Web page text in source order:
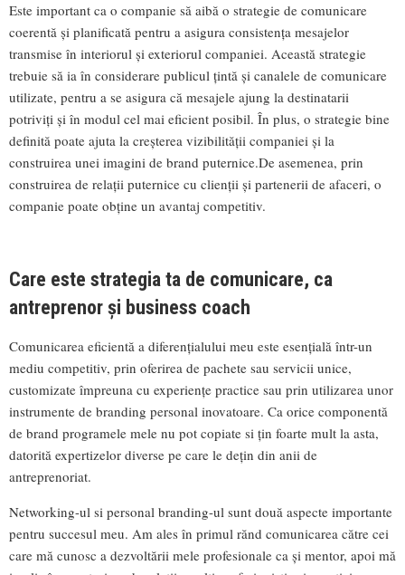
Este important ca o companie să aibă o strategie de comunicare
coerentă și planificată pentru a asigura consistența mesajelor
transmise în interiorul și exteriorul companiei. Această strategie
trebuie să ia în considerare publicul țintă și canalele de comunicare
utilizate, pentru a se asigura că mesajele ajung la destinatarii
potriviți și în modul cel mai eficient posibil. În plus, o strategie bine
definită poate ajuta la creșterea vizibilității companiei și la
construirea unei imagini de brand puternice.De asemenea, prin
construirea de relații puternice cu clienții și partenerii de afaceri, o
companie poate obține un avantaj competitiv.
Care este strategia ta de comunicare, ca
antreprenor și business coach
Comunicarea eficientă a diferențialului meu este esențială într-un
mediu competitiv, prin oferirea de pachete sau servicii unice,
customizate împreuna cu experiențe practice sau prin utilizarea unor
instrumente de branding personal inovatoare. Ca orice componentă
de brand programele mele nu pot copiate si țin foarte mult la asta,
datorită expertizelor diverse pe care le dețin din anii de
antreprenoriat.
Networking-ul si personal branding-ul sunt două aspecte importante
pentru succesul meu. Am ales în primul rănd comunicarea către cei
care mă cunosc a dezvoltării mele profesionale ca și mentor, apoi mă